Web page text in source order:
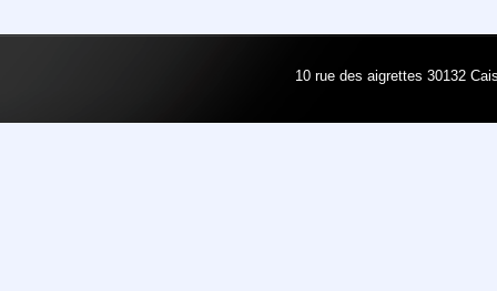
10 rue des aigrettes 30132